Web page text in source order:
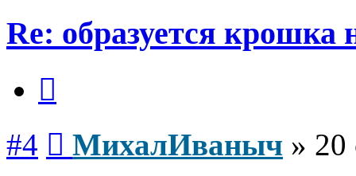
Re: образуется крошка
#4 МихалИваныч » 20